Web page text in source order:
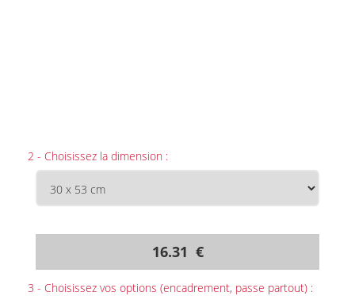
2 - Choisissez la dimension :
16.31 €
3 - Choisissez vos options (encadrement, passe partout) :